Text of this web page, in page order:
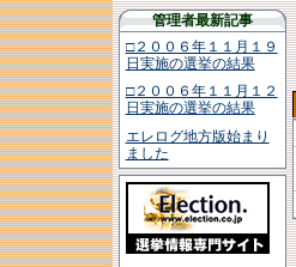
管理者最新記事
□２００６年１１月１９
日実施の選挙の結果
□２００６年１１月１２
日実施の選挙の結果
エレログ地方版始まり
ました